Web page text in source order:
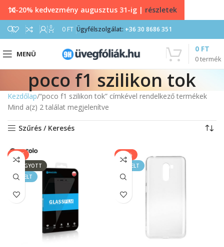
0 0 FT Ügyfélszolgálat: +36 30 8686 351
MENÜ
0termék
0 FT
poco f1 szilikon tok
Kezdőlap “poco f1 szilikon tok” címkével rendelkező termékek
Mind a(z) 2 találat megjelenítve
Szűrés / Keresés
SALE
ELFOGYOTT
KIEMELT
-11%
KIEMELT
10-20% kedvezmény augusztus 31-ig | részletek